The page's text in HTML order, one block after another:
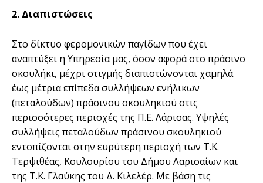
2. Διαπιστώσεις
Στο δίκτυο φερομονικών παγίδων που έχει
αναπτύξει η Υπηρεσία μας, όσον αφορά στο πράσινο
σκουλήκι, μέχρι στιγμής διαπιστώνονται χαμηλά
έως μέτρια επίπεδα συλλήψεων ενήλικων
(πεταλούδων) πράσινου σκουληκιού στις
περισσότερες περιοχές της Π.Ε. Λάρισας. Υψηλές
συλλήψεις πεταλούδων πράσινου σκουληκιού
εντοπίζονται στην ευρύτερη περιοχή των Τ.Κ.
Τερψιθέας, Κουλουρίου του Δήμου Λαρισαίων και
της Τ.Κ. Γλαύκης του Δ. Κιλελέρ. Με βάση τις